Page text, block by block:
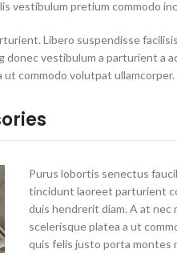
vestibulum pretium commodo
Libero suspendisse
vestibulum a parturient a
commodo volutpat ullamcorper.
Purus lobortis senectus
tincidunt laoreet parturient
duis hendrerit diam. A at
scelerisque platea a ut
quis felis justo porta montes